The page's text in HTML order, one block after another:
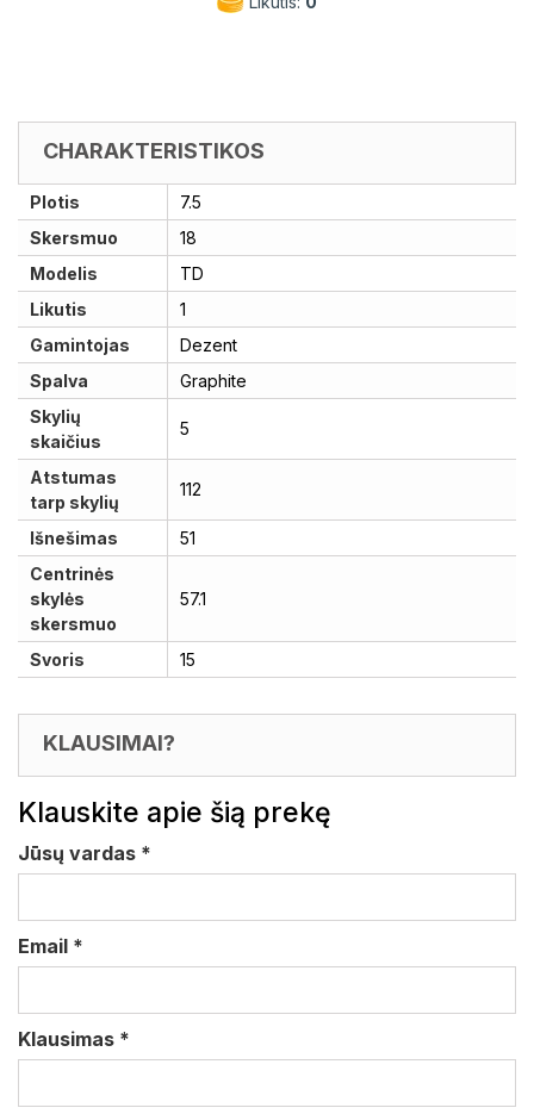
CHARAKTERISTIKOS
Plotis
7.5
Skersmuo
18
Modelis
TD
Likutis
1
Gamintojas
Dezent
Spalva
Graphite
Skylių
skaičius
5
Atstumas
tarp skylių
112
Išnešimas
51
Centrinės
skylės
skersmuo
57.1
Svoris 15
KLAUSIMAI?
Klauskite apie šią prekę
Jūsų vardas *
Email *
Klausimas *